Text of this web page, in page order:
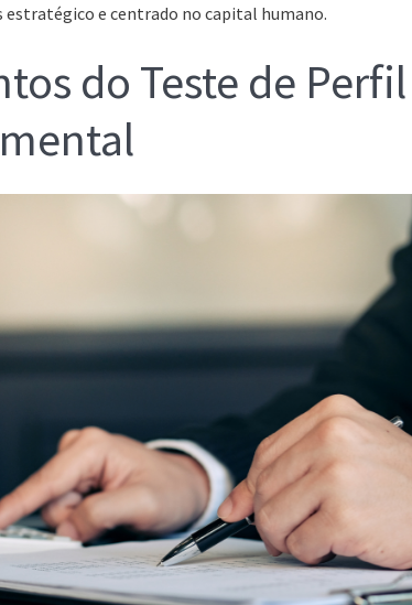
estratégico e centrado no capital humano.
do Teste de Perfil